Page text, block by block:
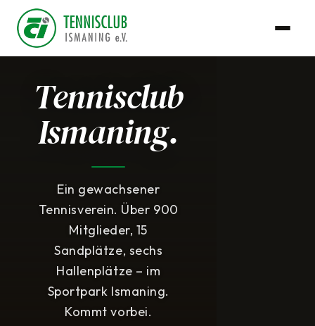
Tennisclub
Ismaning.
Ein gewachsener
Tennisverein. Über 900
Mitglieder, 15
Sandplätze, sechs
Hallenplätze – im
Sportpark Ismaning.
Kommt vorbei.